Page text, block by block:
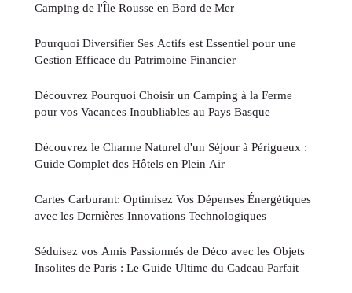
Camping de l'Île Rousse en Bord de Mer
Pourquoi Diversifier Ses Actifs est Essentiel pour une
Gestion Efficace du Patrimoine Financier
Découvrez Pourquoi Choisir un Camping à la Ferme
pour vos Vacances Inoubliables au Pays Basque
Découvrez le Charme Naturel d'un Séjour à Périgueux :
Guide Complet des Hôtels en Plein Air
Cartes Carburant: Optimisez Vos Dépenses Énergétiques
avec les Dernières Innovations Technologiques
Séduisez vos Amis Passionnés de Déco avec les Objets
Insolites de Paris : Le Guide Ultime du Cadeau Parfait